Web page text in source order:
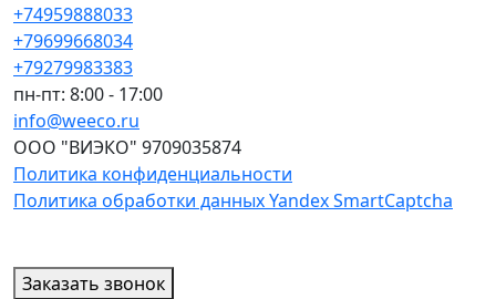
+74959888033
+79699668034
+79279983383
пн-пт: 8:00 - 17:00
info@weeco.ru
ООО "ВИЭКО" 9709035874
Политика конфиденциальности
Политика обработки данных Yandex SmartCaptcha
Заказать звонок